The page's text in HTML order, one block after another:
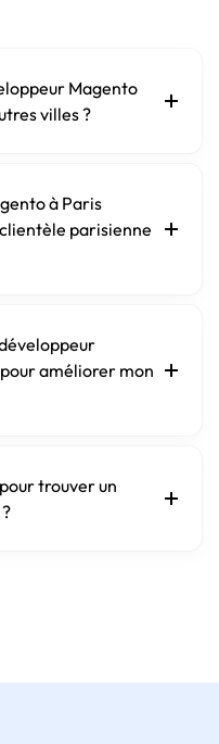
Magento
villes ?
à Paris
parisienne
améliorer mon
trouver un